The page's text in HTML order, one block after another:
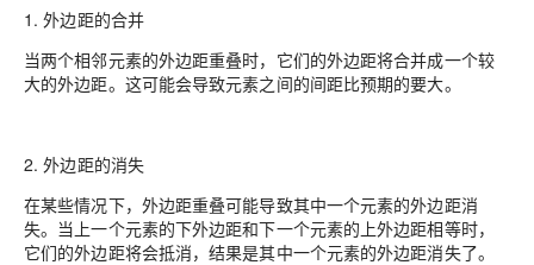
1. 外边距的合并
当两个相邻元素的外边距重叠时，它们的外边距将合并成一个较
大的外边距。这可能会导致元素之间的间距比预期的要大。
2. 外边距的消失
在某些情况下，外边距重叠可能导致其中一个元素的外边距消
失。当上一个元素的下外边距和下一个元素的上外边距相等时，
它们的外边距将会抵消，结果是其中一个元素的外边距消失了。